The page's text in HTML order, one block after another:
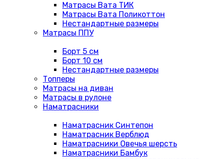
Матрасы Вата ТИК
Матрасы Вата Поликоттон
Нестандартные размеры
Матрасы ППУ
Борт 5 см
Борт 10 см
Нестандартные размеры
Топперы
Матрасы на диван
Матрасы в рулоне
Наматрасники
Наматрасник Синтепон
Наматрасник Верблюд
Наматрасники Овечья шерсть
Наматрасники Бамбук